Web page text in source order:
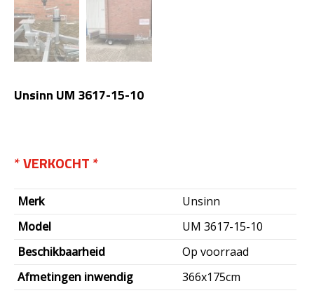
Unsinn UM 3617-15-10
Merk
Unsinn
Model
UM 3617-15-10
Beschikbaarheid
Op voorraad
Afmetingen inwendig
366x175cm